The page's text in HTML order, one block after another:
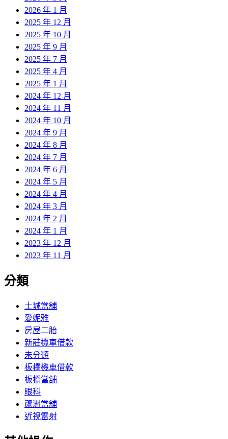
2026 年 1 月
2025 年 12 月
2025 年 10 月
2025 年 9 月
2025 年 7 月
2025 年 4 月
2025 年 1 月
2024 年 12 月
2024 年 11 月
2024 年 10 月
2024 年 9 月
2024 年 8 月
2024 年 7 月
2024 年 6 月
2024 年 5 月
2024 年 4 月
2024 年 3 月
2024 年 2 月
2024 年 1 月
2023 年 12 月
2023 年 11 月
分類
土城當舖
愛妮雅
房屋二胎
新莊機車借款
未分類
板橋機車借款
板橋當舖
眼科
蘆洲當舖
近視雷射